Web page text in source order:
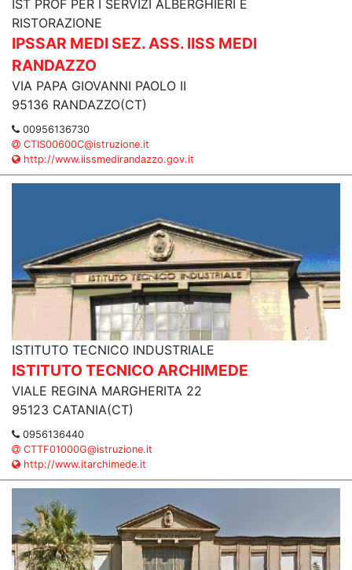
IST PROF PER I SERVIZI ALBERGHIERI E
RISTORAZIONE
IPSSAR MEDI SEZ. ASS. IISS MEDI
RANDAZZO
VIA PAPA GIOVANNI PAOLO II
95136 RANDAZZO(CT)
00956136730
CTIS00600C@istruzione.it
http://www.iissmedirandazzo.gov.it
ISTITUTO TECNICO INDUSTRIALE
ISTITUTO TECNICO ARCHIMEDE
VIALE REGINA MARGHERITA 22
95123 CATANIA(CT)
0956136440
CTTF01000G@istruzione.it
http://www.itarchimede.it